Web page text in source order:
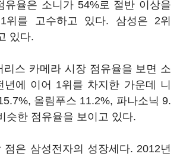
유율은 소니가 54%로 절반 이상을
위를 고수하고 있다. 삼성은 2위
있다.
리스 카메라 시장 점유율을 보면 소
년에 이어 1위를 차지한 가운데 니
올림푸스 11.2%, 파나소닉 9.
슷한 점유율을 보이고 있다.
점은 삼성전자의 성장세다. 2012년